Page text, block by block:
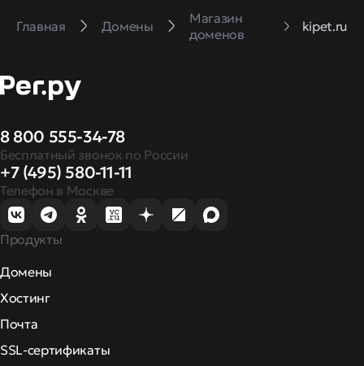
Главная Домены
Магазин
доменов
kipet.ru
8 800 555-34-78
Бесплатный звонок по России
+7 (495) 580-11-11
Телефон в Москве
Продукты
Домены
Хостинг
Почта
SSL-сертификаты